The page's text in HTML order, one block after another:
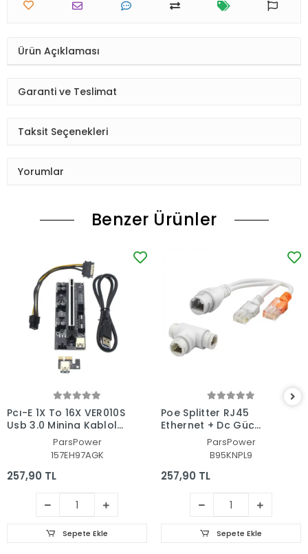
Ürün Açıklaması
Garanti ve Teslimat
Taksit Seçenekleri
Yorumlar
Benzer Ürünler
Pcı-E 1X To 16X VER010S
Usb 3.0 Mining Kablolu
Riser DGRTKN_096
ParsPower
157EH97AGK
257,90 TL
Sepete Ekle
Poe Splitter RJ45
Ethernet + Dc Güç
Ayırıcı Ip Kamera ve
Ağ Cihazları Için T
ParsPower
B95KNPL9
257,90 TL
Sepete Ekle